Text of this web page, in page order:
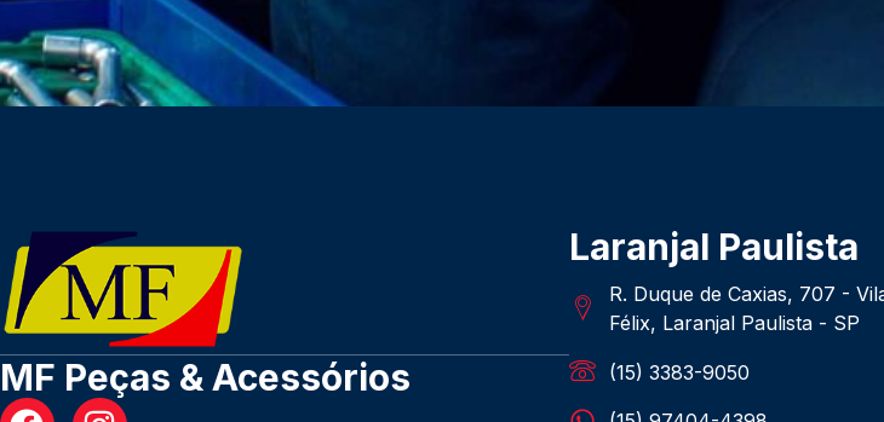
MF Peças & Acessórios
Laranjal Paulista
R. Duque de Caxias, 707 -
Félix, Laranjal Paulista - SP
(15) 3383-9050